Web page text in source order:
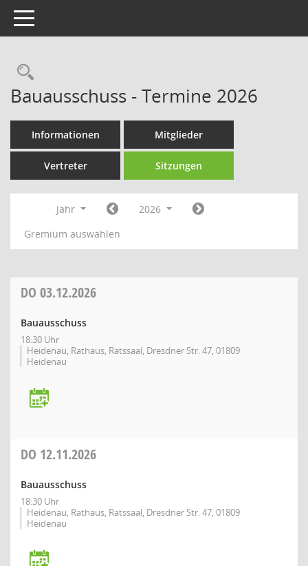
Toggle navigation
Rechercheauswahl
Bauausschuss - Termine 2026
Informationen Mitglieder
Vertreter Sitzungen
Jahr
2026
Gremium auswählen
DO 03.12.2026
Bauausschuss
18:30 Uhr
Heidenau, Rathaus, Ratssaal, Dresdner Str. 47, 01809
Heidenau
DO 12.11.2026
Bauausschuss
18:30 Uhr
Heidenau, Rathaus, Ratssaal, Dresdner Str. 47, 01809
Heidenau